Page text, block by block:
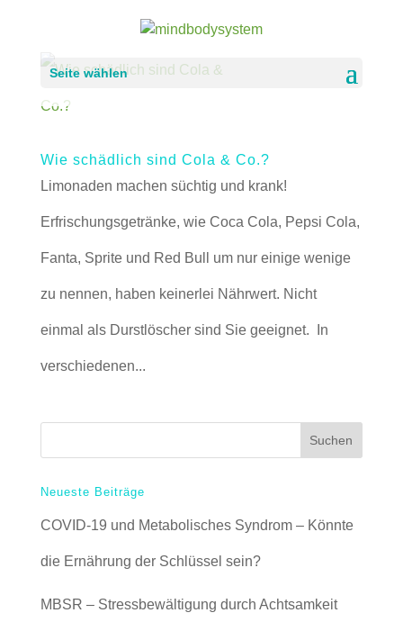
Seite wählen
Wie schädlich sind Cola & Co.?
Limonaden machen süchtig und krank!
Erfrischungsgetränke, wie Coca Cola, Pepsi Cola,
Fanta, Sprite und Red Bull um nur einige wenige
zu nennen, haben keinerlei Nährwert. Nicht
einmal als Durstlöscher sind Sie geeignet. In
verschiedenen...
Neueste Beiträge
COVID-19 und Metabolisches Syndrom – Könnte
die Ernährung der Schlüssel sein?
MBSR – Stressbewältigung durch Achtsamkeit